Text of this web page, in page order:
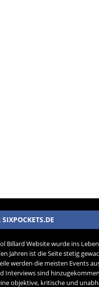
SIXPOCKETS.DE
Billard Website wurde ins
Jahren ist die Seite stetig
werden die meisten Events
Interviews sind
objektive, kritische und